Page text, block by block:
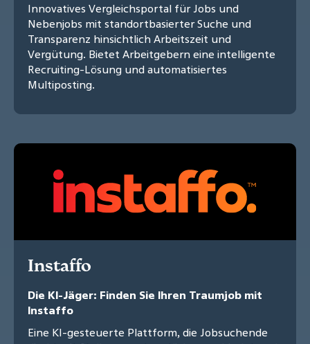
Innovatives Vergleichsportal für Jobs und
Nebenjobs mit standortbasierter Suche und
Transparenz hinsichtlich Arbeitszeit und
Vergütung. Bietet Arbeitgebern eine intelligente
Recruiting-Lösung und automatisiertes
Multiposting.
Instaffo
Die KI-Jäger: Finden Sie Ihren Traumjob mit
Instaffo
Eine KI-gesteuerte Plattform, die Jobsuchende